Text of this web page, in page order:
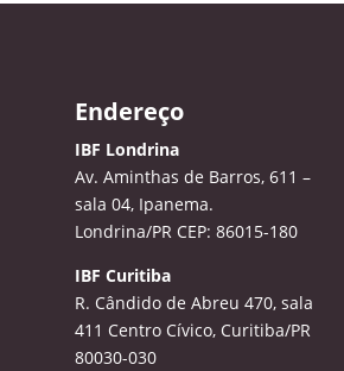
Endereço
IBF Londrina
Av. Aminthas de Barros, 611 –
sala 04, Ipanema.
Londrina/PR CEP: 86015-180
IBF Curitiba
R. Cândido de Abreu 470, sala
411 Centro Cívico, Curitiba/PR
80030-030